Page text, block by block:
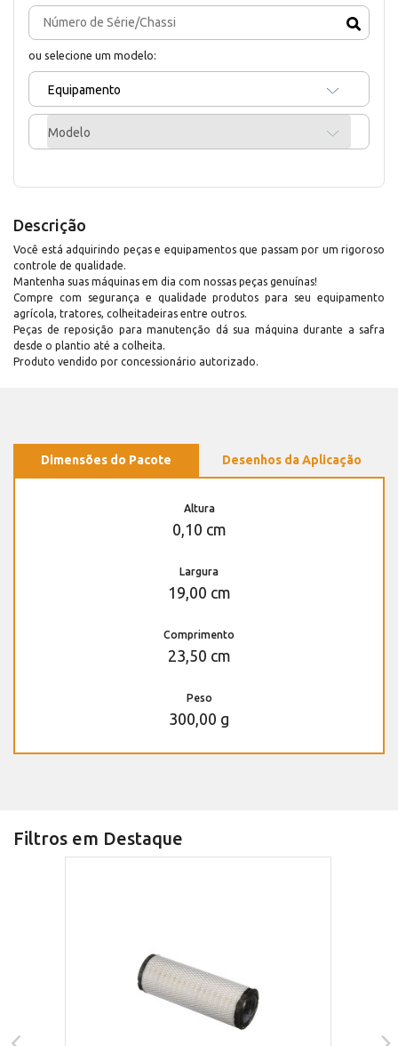
ou selecione um modelo:
Equipamento
Modelo
Descrição
Você está adquirindo peças e equipamentos que passam por um rigoroso
controle de qualidade.
Mantenha suas máquinas em dia com nossas peças genuínas!
Compre com segurança e qualidade produtos para seu equipamento
agrícola, tratores, colheitadeiras entre outros.
Peças de reposição para manutenção dá sua máquina durante a safra
desde o plantio até a colheita.
Produto vendido por concessionário autorizado.
Dimensões do Pacote Desenhos da Aplicação
Altura
0,10 cm
Largura
19,00 cm
Comprimento
23,50 cm
Peso
300,00 g
Filtros em Destaque